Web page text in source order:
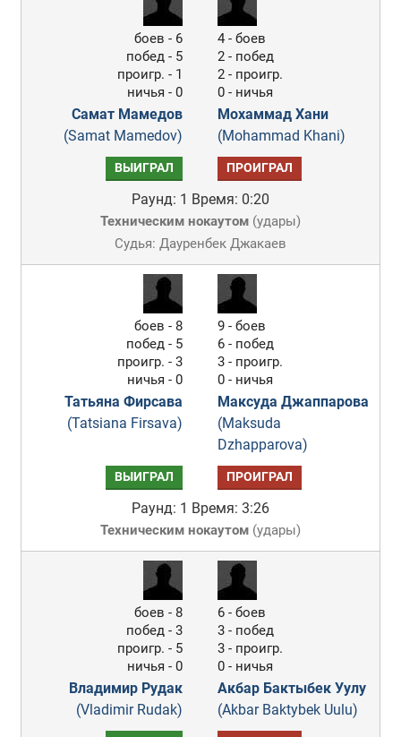
боев - 6
побед - 5
проигр. - 1
ничья - 0
Самат Мамедов
(Samat Mamedov)
4 - боев
2 - побед
2 - проигр.
0 - ничья
Мохаммад Хани
(Mohammad Khani)
ВЫИГРАЛ ПРОИГРАЛ
Раунд: 1 Время: 0:20
Техническим нокаутом(удары)
Судья: Дауренбек Джакаев
боев - 8
побед - 5
проигр. - 3
ничья - 0
Татьяна Фирсава
(Tatsiana Firsava)
9 - боев
6 - побед
3 - проигр.
0 - ничья
Максуда Джаппарова
(Maksuda
Dzhapparova)
ВЫИГРАЛ ПРОИГРАЛ
Раунд: 1 Время: 3:26
Техническим нокаутом(удары)
боев - 8
побед - 3
проигр. - 5
ничья - 0
Владимир Рудак
(Vladimir Rudak)
6 - боев
3 - побед
3 - проигр.
0 - ничья
Акбар Бактыбек Уулу
(Akbar Baktybek Uulu)